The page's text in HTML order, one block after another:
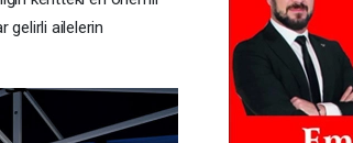
gelirli ailelerin